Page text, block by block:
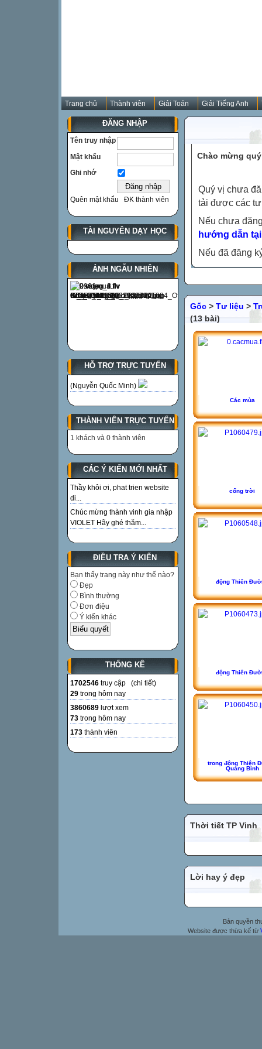
Trang chủ Thành viên Giải Toán Giải Tiếng Anh
ĐĂNG NHẬP
Tên truy nhập
Mật khẩu
Ghi nhớ
Quên mật khẩu ĐK thành viên
TÀI NGUYÊN DẠY HỌC
ẢNH NGẪU NHIÊN
HỖ TRỢ TRỰC TUYẾN
(Nguyễn Quốc Minh)
THÀNH VIÊN TRỰC TUYẾN
1 khách và 0 thành viên
CÁC Ý KIẾN MỚI NHẤT
Thầy khôi ơi, phat trien website
di...
Chúc mừng thành vinh gia nhập
VIOLET Hãy ghé thăm...
ĐIỀU TRA Ý KIẾN
Bạn thấy trang này như thế nào?
Đẹp
Bình thường
Đơn điệu
Ý kiến khác
THỐNG KÊ
1702546 truy cập (chi tiết)
29 trong hôm nay
3860689 lượt xem
73 trong hôm nay
173 thành viên
Chào mừng
Quý vị chưa
tải được các
Nếu chưa
hướng dẫn
Nếu đã đăng
Gốc > Tư liệu >
(13 bài)
Các mùa
cổng trời
động Thiên
động Thiên
trong động Thiên
Quảng Bình
Thời tiết TP Vinh
Lời hay ý đẹp
Bản quyền
Website được thừa kế từ